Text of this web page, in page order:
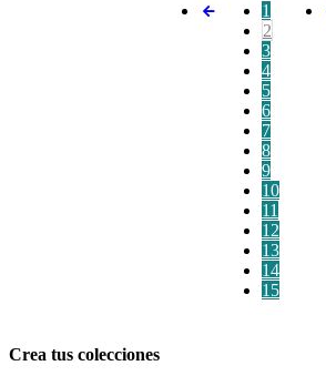
1
2
3
4
5
6
7
8
9
10
11
12
13
14
15
Crea tus colecciones